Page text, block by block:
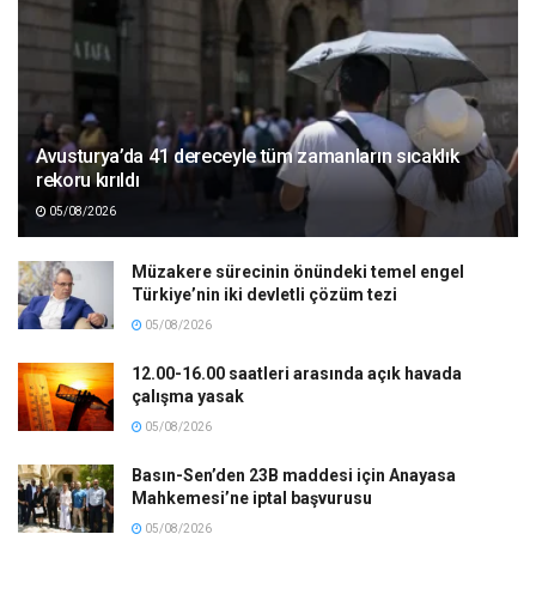
Avusturya’da 41 dereceyle tüm zamanların sıcaklık
rekoru kırıldı
05/08/2026
Müzakere sürecinin önündeki temel engel
Türkiye’nin iki devletli çözüm tezi
05/08/2026
12.00-16.00 saatleri arasında açık havada
çalışma yasak
05/08/2026
Basın-Sen’den 23B maddesi için Anayasa
Mahkemesi’ne iptal başvurusu
05/08/2026